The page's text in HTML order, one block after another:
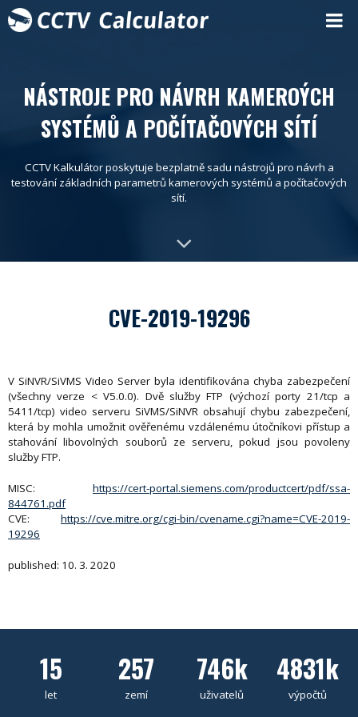
NÁSTROJE PRO NÁVRH KAMEROÝCH
SYSTÉMŮ A POČÍTAČOVÝCH SÍTÍ
CCTV Kalkulátor poskytuje bezplatně sadu nástrojů pro návrh a
testování základních parametrů kamerových systémů a počítačových
sítí.
CVE-2019-19296
V SiNVR/SiVMS Video Server byla identifikována chyba zabezpečení
(všechny verze < V5.0.0). Dvě služby FTP (výchozí porty 21/tcp a
5411/tcp) video serveru SiVMS/SiNVR obsahují chybu zabezpečení,
která by mohla umožnit ověřenému vzdálenému útočníkovi přístup a
stahování libovolných souborů ze serveru, pokud jsou povoleny
služby FTP.
MISC: https://cert-portal.siemens.com/productcert/pdf/ssa-
844761.pdf
CVE: https://cve.mitre.org/cgi-bin/cvename.cgi?name=CVE-2019-
19296
published: 10. 3. 2020
15
let
257
zemí
746k
uživatelů
4831k
výpočtů